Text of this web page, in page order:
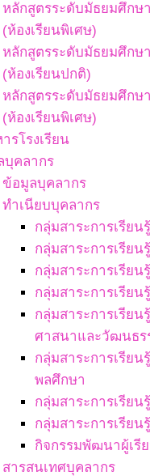
หลักสูตรระดับมัธยมศึกษ
(ห้องเรียนพิเศษ)
หลักสูตรระดับมัธยมศึกษ
(ห้องเรียนปกติ)
หลักสูตรระดับมัธยมศึกษ
(ห้องเรียนพิเศษ)
รโรงเรียน
บุคลากร
ข้อมูลบุคลากร
ทำเนียบบุคลากร
กลุ่มสาระการเรีย
กลุ่มสาระการเรีย
กลุ่มสาระการเรียน
กลุ่มสาระการเรียน
กลุ่มสาระการเรียน
ศาสนาและวัฒนธร
กลุ่มสาระการเรีย
พลศึกษา
กลุ่มสาระการเรียน
กลุ่มสาระการเรีย
กิจกรรมพัฒนาผู้เรี
สารสนเทศบุคลากร